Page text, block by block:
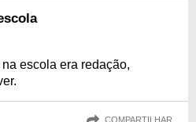
escola era redação,
COMPARTILHAR